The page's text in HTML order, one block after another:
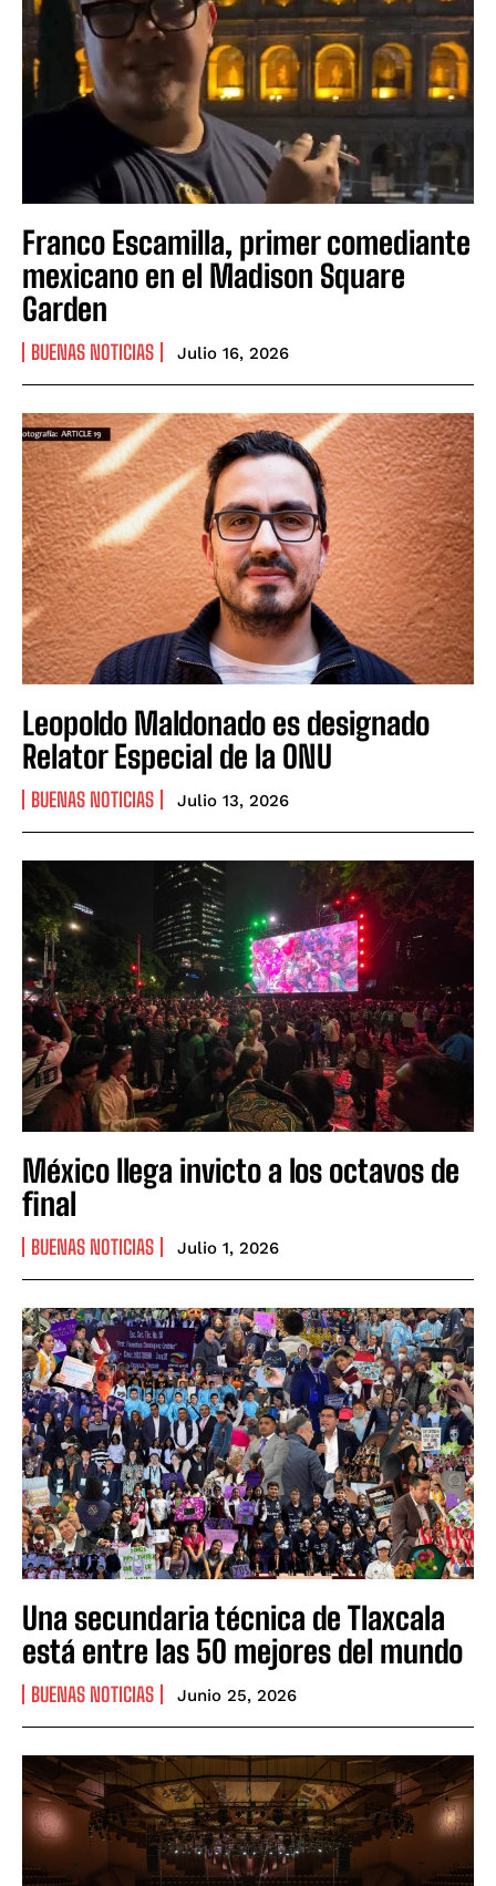
Franco Escamilla, primer comediante
mexicano en el Madison Square
Garden
BUENAS NOTICIAS Julio 16, 2026
Leopoldo Maldonado es designado
Relator Especial de la ONU
BUENAS NOTICIAS Julio 13, 2026
México llega invicto a los octavos de
final
BUENAS NOTICIAS Julio 1, 2026
Una secundaria técnica de Tlaxcala
está entre las 50 mejores del mundo
BUENAS NOTICIAS Junio 25, 2026